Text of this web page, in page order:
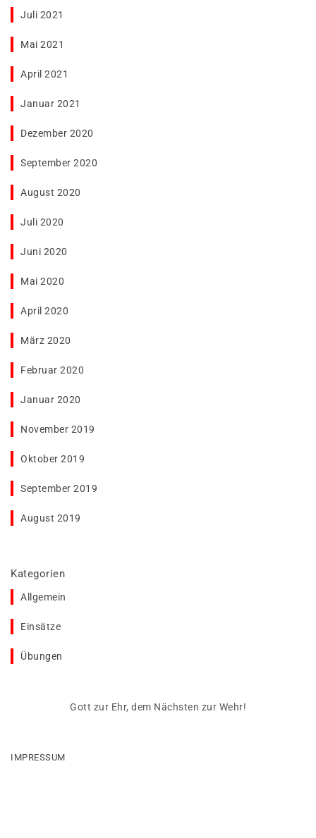
Juli 2021
Mai 2021
April 2021
Januar 2021
Dezember 2020
September 2020
August 2020
Juli 2020
Juni 2020
Mai 2020
April 2020
März 2020
Februar 2020
Januar 2020
November 2019
Oktober 2019
September 2019
August 2019
Kategorien
Allgemein
Einsätze
Übungen
Gott zur Ehr, dem Nächsten zur Wehr!
IMPRESSUM